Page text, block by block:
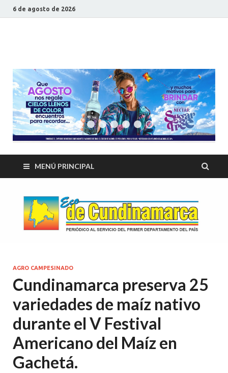
6 de agosto de 2026
CUNDINAMARCA
MENÚ PRINCIPAL
AGRO CAMPESINADO
Cundinamarca preserva 25
variedades de maíz nativo
durante el V Festival
Americano del Maíz en
Gachetá.